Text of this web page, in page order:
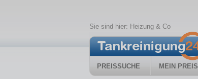
Sie sind hier: Heizung & Co
PREISSUCHE MEIN PREIS